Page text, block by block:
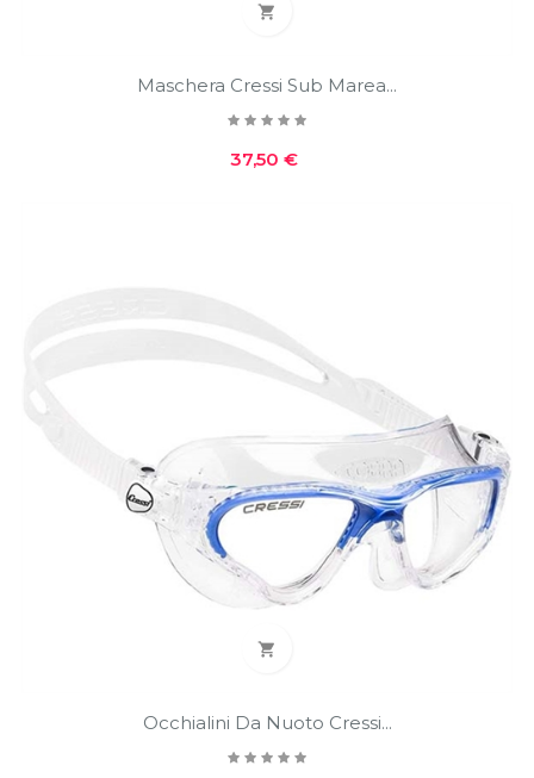

Maschera Cressi Sub Marea...
Prezzo
37,50 €

Occhialini Da Nuoto Cressi...